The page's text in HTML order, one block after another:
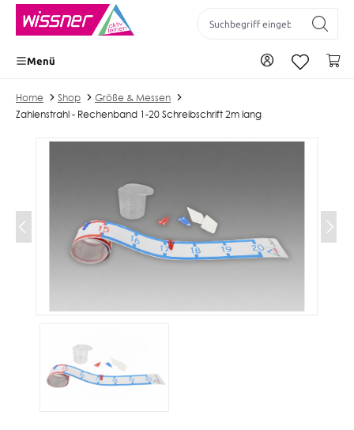
springen
Zu Ihrem Konto
Menü
Home Shop
Größe & Messen
Zahlenstrahl - Rechenband 1-20 Schreibschrift 2m lang